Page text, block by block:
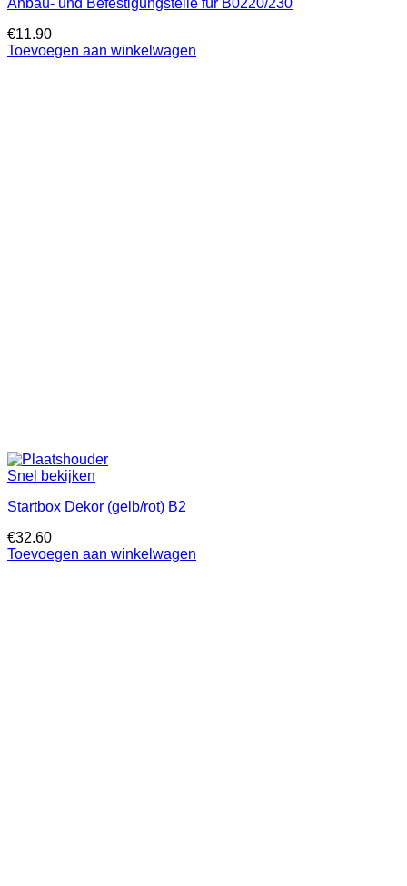
Anbau- und Befestigungsteile für B0220/230
€11.90
Toevoegen aan winkelwagen
Snel bekijken
Startbox Dekor (gelb/rot) B2
€32.60
Toevoegen aan winkelwagen